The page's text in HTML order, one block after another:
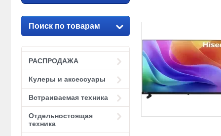
Поиск по товарам
РАСПРОДАЖА
Кулеры и аксессуары
Встраиваемая техника
Отдельностоящая
техника